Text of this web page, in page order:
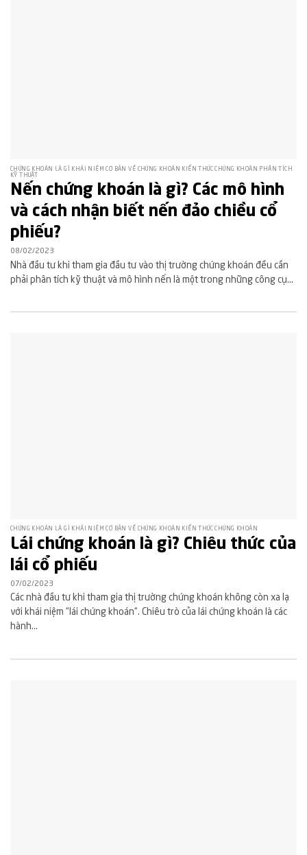
CHỨNG KHOÁN LÀ GÌ KHÁI NIỆM CƠ BẢN VỀ CHỨNG KHOÁN KIẾN THỨC CHỨNG KHOÁN PHÂN TÍCH
KỸ THUẬT
Nến chứng khoán là gì? Các mô hình
và cách nhận biết nến đảo chiều cổ
phiếu?
08/02/2023
Nhà đầu tư khi tham gia đầu tư vào thị trường chứng khoán đều cần
phải phân tích kỹ thuật và mô hình nến là một trong những công cụ...
CHỨNG KHOÁN LÀ GÌ KHÁI NIỆM CƠ BẢN VỀ CHỨNG KHOÁN KIẾN THỨC CHỨNG KHOÁN
Lái chứng khoán là gì? Chiêu thức của
lái cổ phiếu
07/02/2023
Các nhà đầu tư khi tham gia thị trường chứng khoán không còn xa lạ
với khái niệm “lái chứng khoán“. Chiêu trò của lái chứng khoán là các
hành...